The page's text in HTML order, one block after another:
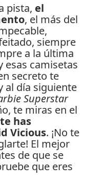
pista, el
, el más del
siempre
a la última
esas camisetas
secreto te
al día siguiente
Superstar
te miras en el
te has
Vicious. ¡No te
El mejor
de que se
que eres